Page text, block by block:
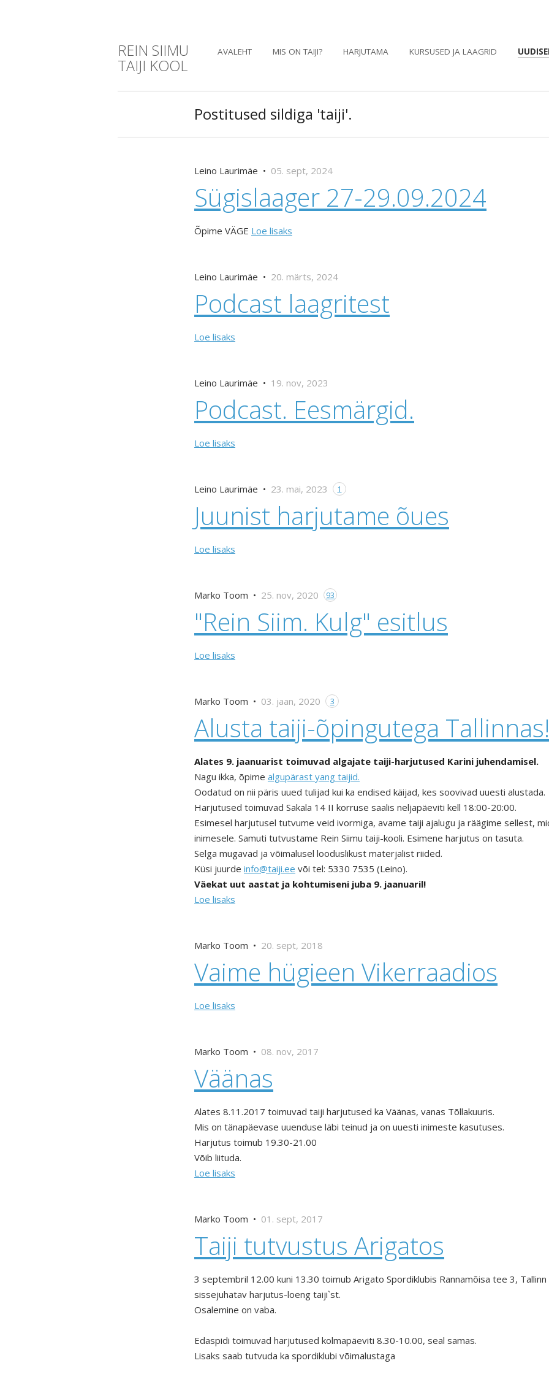
REIN SIIMU
TAIJI KOOL
AVALEHT MIS ON TAIJI? HARJUTAMA KURSUSED JA LAAGRID
Postitused sildiga 'taiji'.
Leino Laurimäe • 05. sept, 2024
Sügislaager 27-29.09.2024
Õpime VÄGE Loe lisaks
Leino Laurimäe • 20. märts, 2024
Podcast laagritest
Loe lisaks
Leino Laurimäe • 19. nov, 2023
Podcast. Eesmärgid.
Loe lisaks
Leino Laurimäe • 23. mai, 2023 1
Juunist harjutame õues
Loe lisaks
Marko Toom • 25. nov, 2020 93
"Rein Siim. Kulg" esitlus
Loe lisaks
Marko Toom • 03. jaan, 2020 3
Alusta taiji-õpingutega Tallinnas!
Alates 9. jaanuarist toimuvad algajate taiji-harjutused Karini juhendamisel.
Nagu ikka, õpime algupärast yang taijid.
Oodatud on nii päris uued tulijad kui ka endised käijad, kes soovivad uuesti alustada.
Harjutused toimuvad Sakala 14 II korruse saalis neljapäeviti kell 18:00-20:00.
Esimesel harjutusel tutvume veid ivormiga, avame taiji ajalugu ja räägime sellest,
inimesele. Samuti tutvustame Rein Siimu taiji-kooli. Esimene harjutus on tasuta.
Selga mugavad ja võimalusel looduslikust materjalist riided.
Küsi juurde info@taiji.ee või tel: 5330 7535 (Leino).
Väekat uut aastat ja kohtumiseni juba 9. jaanuaril!
Loe lisaks
Marko Toom • 20. sept, 2018
Vaime hügieen Vikerraadios
Loe lisaks
Marko Toom • 08. nov, 2017
Väänas
Alates 8.11.2017 toimuvad taiji harjutused ka Väänas, vanas Tõllakuuris.
Mis on tänapäevase uuenduse läbi teinud ja on uuesti inimeste kasutuses.
Harjutus toimub 19.30-21.00
Võib liituda.
Loe lisaks
Marko Toom • 01. sept, 2017
Taiji tutvustus Arigatos
3 septembril 12.00 kuni 13.30 toimub Arigato Spordiklubis Rannamõisa tee 3, Tallinn
sissejuhatav harjutus-loeng taiji`st.
Osalemine on vaba.
Edaspidi toimuvad harjutused kolmapäeviti 8.30-10.00, seal samas.
Lisaks saab tutvuda ka spordiklubi võimalustaga